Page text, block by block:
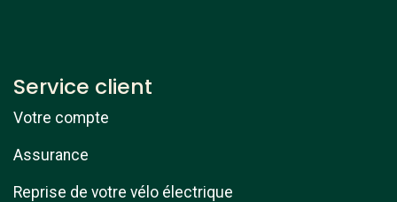
Service client
Votre compte
Assurance
Reprise de votre vélo électrique